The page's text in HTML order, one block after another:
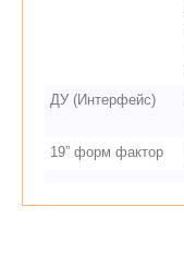
ДУ (Интерфейс)
19” форм фактор